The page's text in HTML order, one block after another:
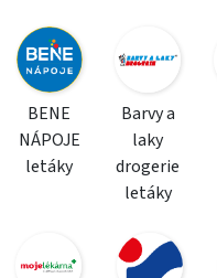
BENE
NÁPOJE
letáky
Barvy a
laky
drogerie
letáky